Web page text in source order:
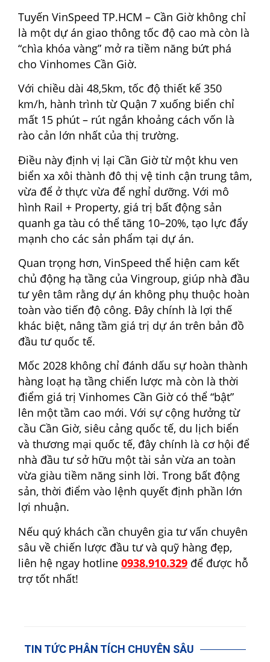
Tuyến VinSpeed TP.HCM – Cần Giờ không chỉ
là một dự án giao thông tốc độ cao mà còn là
“chìa khóa vàng” mở ra tiềm năng bứt phá
cho Vinhomes Cần Giờ.
Với chiều dài 48,5km, tốc độ thiết kế 350
km/h, hành trình từ Quận 7 xuống biển chỉ
mất 15 phút – rút ngắn khoảng cách vốn là
rào cản lớn nhất của thị trường.
Điều này định vị lại Cần Giờ từ một khu ven
biển xa xôi thành đô thị vệ tinh cận trung tâm,
vừa để ở thực vừa để nghỉ dưỡng. Với mô
hình Rail + Property, giá trị bất động sản
quanh ga tàu có thể tăng 10–20%, tạo lực đẩy
mạnh cho các sản phẩm tại dự án.
Quan trọng hơn, VinSpeed thể hiện cam kết
chủ động hạ tầng của Vingroup, giúp nhà đầu
tư yên tâm rằng dự án không phụ thuộc hoàn
toàn vào tiến độ công. Đây chính là lợi thế
khác biệt, nâng tầm giá trị dự án trên bản đồ
đầu tư quốc tế.
Mốc 2028 không chỉ đánh dấu sự hoàn thành
hàng loạt hạ tầng chiến lược mà còn là thời
điểm giá trị Vinhomes Cần Giờ có thể “bật”
lên một tầm cao mới. Với sự cộng hưởng từ
cầu Cần Giờ, siêu cảng quốc tế, du lịch biển
và thương mại quốc tế, đây chính là cơ hội để
nhà đầu tư sở hữu một tài sản vừa an toàn
vừa giàu tiềm năng sinh lời. Trong bất động
sản, thời điểm vào lệnh quyết định phần lớn
lợi nhuận.
Nếu quý khách cần chuyên gia tư vấn chuyên
sâu về chiến lược đầu tư và quỹ hàng đẹp,
liên hệ ngay hotline 0938.910.329 để được hỗ
trợ tốt nhất!
TIN TỨC PHÂN TÍCH CHUYÊN SÂU